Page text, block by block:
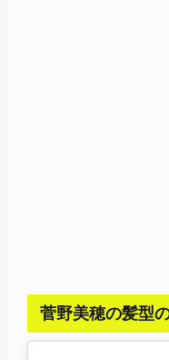
菅野美穂の髪型